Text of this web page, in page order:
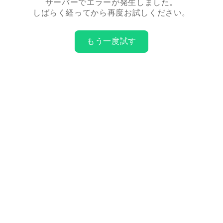
サーバーでエラーが発生しました。
しばらく経ってから再度お試しください。
もう一度試す